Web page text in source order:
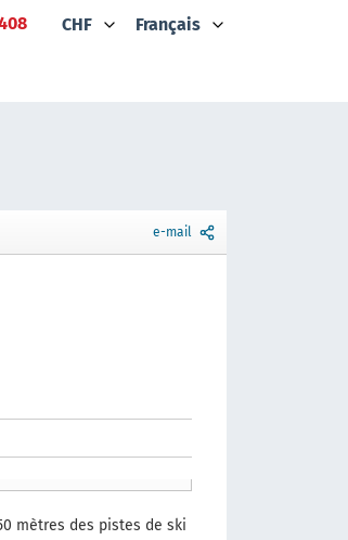
CHF Français
e-mail
mètres des pistes de ski